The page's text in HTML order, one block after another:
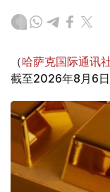
（哈萨克国际通讯
截至2026年8月6日